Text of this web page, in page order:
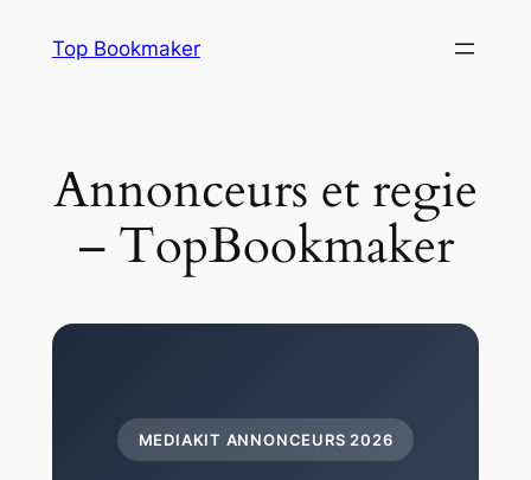
Top Bookmaker
Annonceurs et regie
– TopBookmaker
MEDIAKIT ANNONCEURS 2026